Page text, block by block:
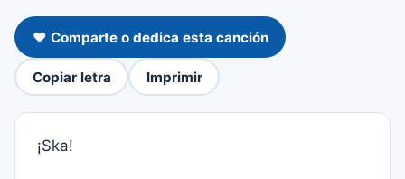
❤️ Comparte o dedica esta canción
Copiar letra Imprimir
¡Ska!